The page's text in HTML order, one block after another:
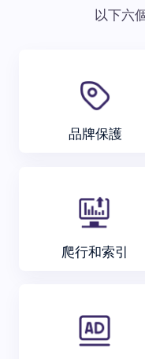
以下六
品牌保護
爬行和索引